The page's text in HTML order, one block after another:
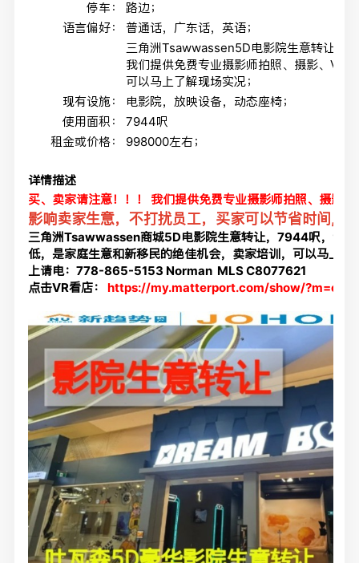
停车：
路边；
语言偏好：
普通话，广东话，英语；
三角洲Tsawwassen5D电影院生意转让。
我们提供免费专业摄影师拍照、摄影、VR
可以马上了解现场实况；
现有设施：
电影院，放映设备，动态座椅；
使用面积：
7944呎
租金或价格：
998000左右；
详情描述
买、卖家请注意！！！ 我们提供免费专业摄影师拍照、摄影
影响卖家生意，不打扰员工， 买家可以节省时间,
三角洲Tsawwassen商城5D电影院生意转让，7944呎，设备
低，是家庭生意和新移民的绝佳机会，卖家培训，可以马上开
上请电：778-865-5153 Norman MLSC8077621
点击VR看店：https://my.matterport.com/show/